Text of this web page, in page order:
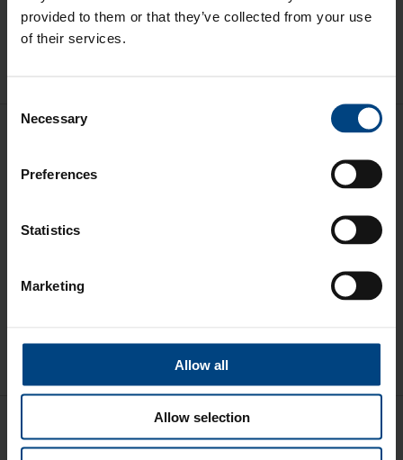
provided to them or that they’ve collected from your use
of their services.
Selection
Necessary
Preferences
Statistics
Marketing
Allow all
Allow selection
Aikolon(42)
Optinen muovi
020 779 0040
Aikolon Länsi-Suomi
Aikolon Keski- ja Itä-Suomi
Etusivu